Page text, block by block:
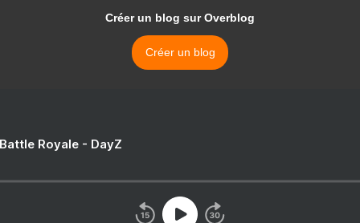
Créer un blog sur Overblog
Créer un blog
Royale - DayZ